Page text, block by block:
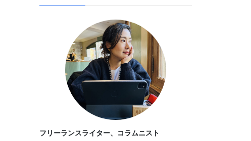
フリーランスライター、コラムニスト